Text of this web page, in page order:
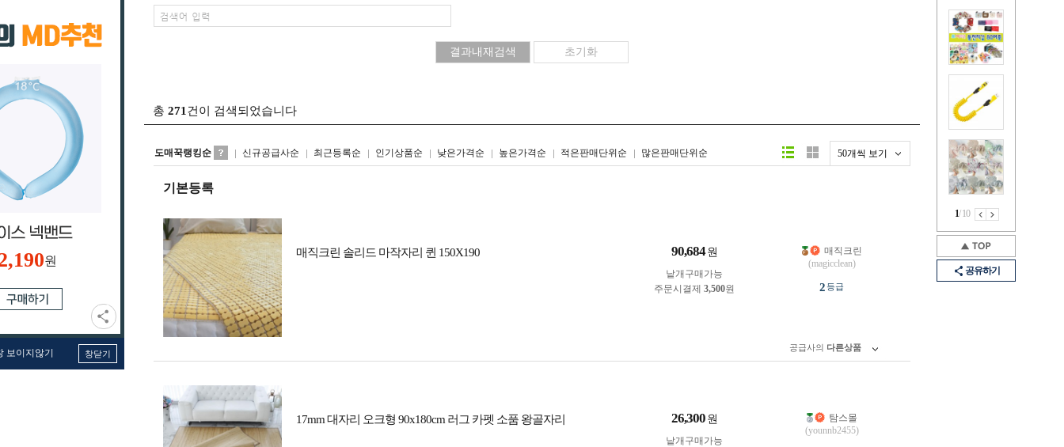
원
보이지않기 창닫기
1/10
공유하기
총 271 건이 검색되었습니다
도매꾹랭킹순 신규공급사순 최근등록순 인기상품순 낮은가격순 높은가격순 적은판매단위순 많은판매단위순 50개씩 보기
리스트형갤러리형
기본등록
매직크린 솔리드 마작자리 퀸 150X190 90,684 원
낱개구매가능
주문시결제 3,500원
매직크린
(magicclean)
2등급
공급사의 다른상품
17mm 대자리 오크형 90x180cm 러그 카펫 소품 왕골자리 26,300 원
낱개구매가능
탐스몰
(younnb2455)